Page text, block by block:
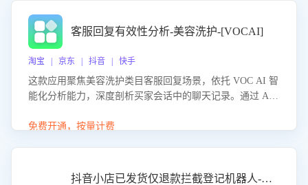
客服回复有效性分析-美容洗护-[VOCAI]
淘宝 | 京东 | 抖音 | 快手
这款应用聚焦美容洗护类目客服回复场景，依托 VOC AI 智
能化分析能力，深度剖析买家会话中的聊天记录。通过 AI
答的有效性与完整性，输出针对性改进策略，助力商家快速
免费开通，按量计费
抖音小店已发货仅退款拦截登记机器人-八爪鱼